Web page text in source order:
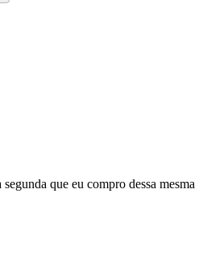
que eu compro dessa mesma